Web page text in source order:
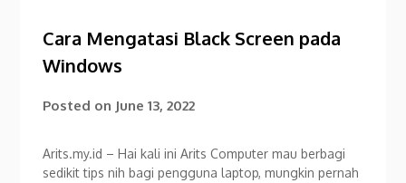
Cara Mengatasi Black Screen pada
Windows
Posted on June 13, 2022
Arits.my.id – Hai kali ini Arits Computer mau berbagi
sedikit tips nih bagi pengguna laptop, mungkin pernah